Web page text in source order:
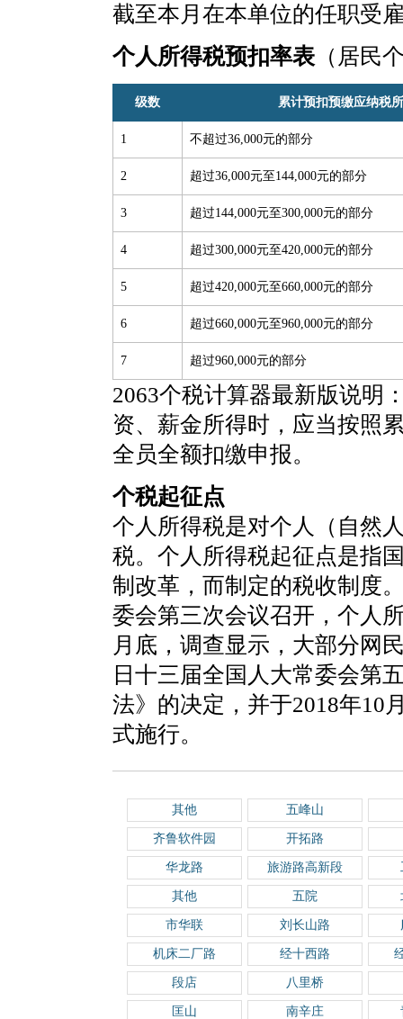
截至本月在本单位的任职受
个人所得税预扣率表 （居民
级数 累计预扣预缴应纳税
1 不超过36,000元的部分
2 超过36,000元至144,000元的部分
3 超过144,000元至300,000元的部分
4 超过300,000元至420,000元的部分
5 超过420,000元至660,000元的部分
6 超过660,000元至960,000元的部分
7 超过960,000元的部分
2063个税计算器最新版说明
资、薪金所得时，应当按照
全员全额扣缴申报。
个税起征点
个人所得税是对个人（自然
税。个人所得税起征点是指
制改革，而制定的税收制度
委会第三次会议召开，个人
月底，调查显示，大部分网
日十三届全国人大常委会第
法》的决定，并于2018年10
式施行。
其他 五峰山
齐鲁软件园 开拓路
华龙路 旅游路高新段
其他 五院
市华联 刘长山路
机床二厂路 经十西路
段店 八里桥
匡山 南辛庄